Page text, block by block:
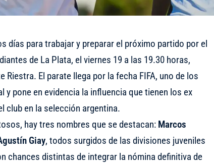
días para trabajar y preparar el próximo partido por el
de La Plata, el viernes 19 a las 19.30 horas,
Riestra. El parate llega por la fecha FIFA, uno de los
y pone en evidencia la influencia que tienen los ex
club en la selección argentina.
hay tres nombres que se destacan: Marcos
Giay, todos surgidos de las divisiones juveniles
chances distintas de integrar la nómina definitiva de